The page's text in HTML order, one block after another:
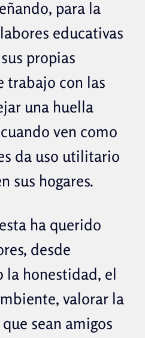
para la
educativas
propias
trabajo con las
una huella
ven como
da uso utilitario
sus hogares.
ha querido
desde
la honestidad, el
valorar la
sean amigos